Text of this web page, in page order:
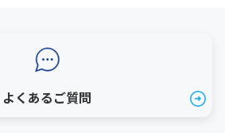
よくあるご質問